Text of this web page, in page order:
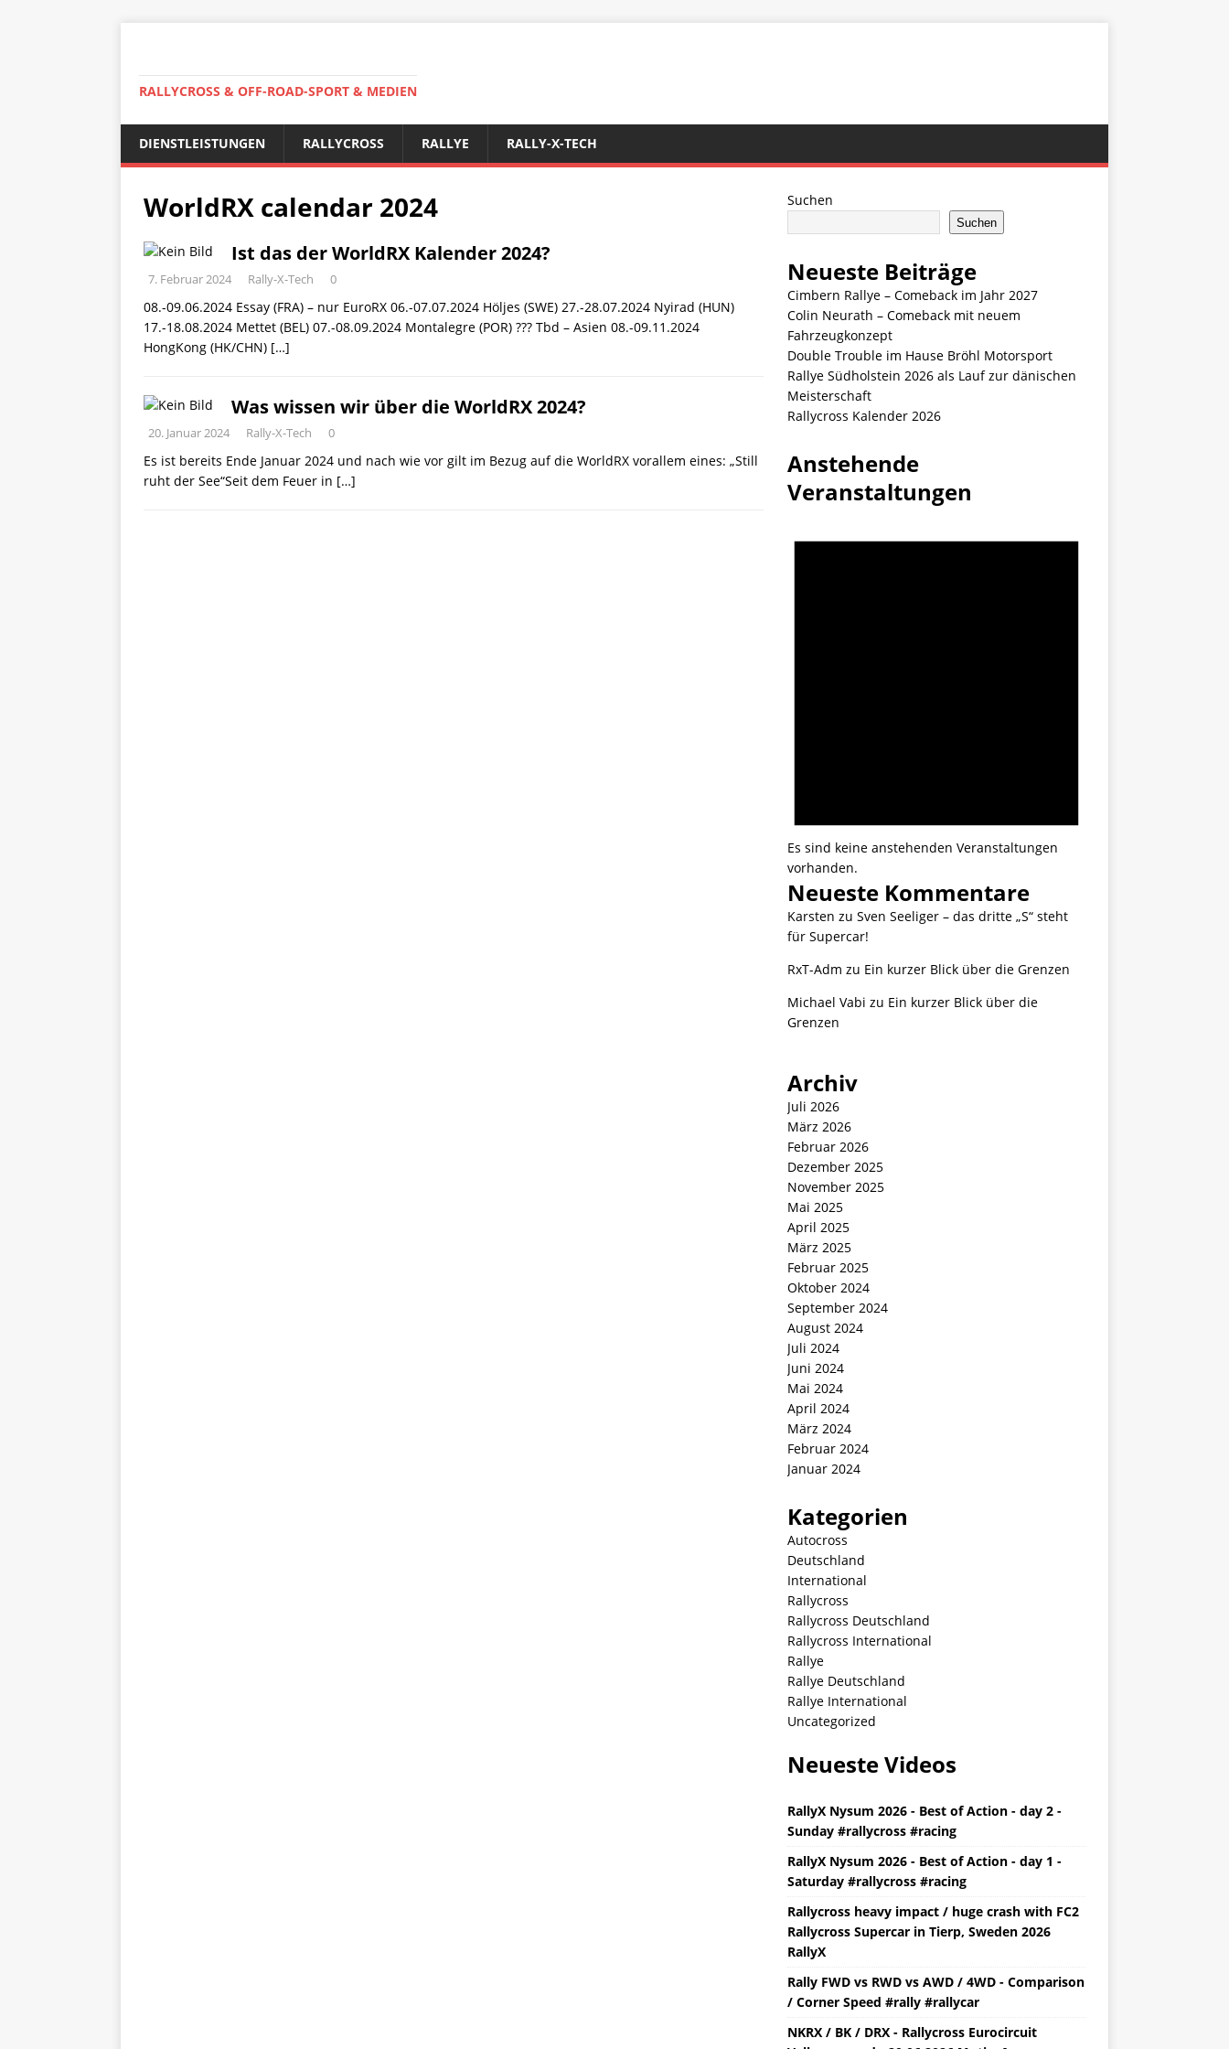
RALLYCROSS & OFF-ROAD-SPORT & MEDIEN
DIENSTLEISTUNGEN RALLYCROSS RALLYE RALLY-X-TECH
WorldRX calendar 2024
Ist das der WorldRX Kalender 2024?
7. Februar 2024 Rally-X-Tech 0
08.-09.06.2024 Essay (FRA) – nur EuroRX 06.-07.07.2024 Höljes (SWE) 27.-28.07.2024 Nyirad (HUN)
17.-18.08.2024 Mettet (BEL) 07.-08.09.2024 Montalegre (POR) ??? Tbd – Asien 08.-09.11.2024
HongKong (HK/CHN) […]
Was wissen wir über die WorldRX 2024?
20. Januar 2024 Rally-X-Tech 0
Es ist bereits Ende Januar 2024 und nach wie vor gilt im Bezug auf die WorldRX vorallem eines: „Still
ruht der See“Seit dem Feuer in […]
Suchen
Suchen
Neueste Beiträge
Cimbern Rallye – Comeback im Jahr 2027
Colin Neurath – Comeback mit neuem
Fahrzeugkonzept
Double Trouble im Hause Bröhl Motorsport
Rallye Südholstein 2026 als Lauf zur dänischen
Meisterschaft
Rallycross Kalender 2026
Anstehende
Veranstaltungen
Es sind keine anstehenden Veranstaltungen
vorhanden.
Neueste Kommentare
Karsten zu Sven Seeliger – das dritte „S“ steht
für Supercar!
RxT-Adm zu Ein kurzer Blick über die Grenzen
Michael Vabi zu Ein kurzer Blick über die
Grenzen
Archiv
Juli 2026
März 2026
Februar 2026
Dezember 2025
November 2025
Mai 2025
April 2025
März 2025
Februar 2025
Oktober 2024
September 2024
August 2024
Juli 2024
Juni 2024
Mai 2024
April 2024
März 2024
Februar 2024
Januar 2024
Kategorien
Autocross
Deutschland
International
Rallycross
Rallycross Deutschland
Rallycross International
Rallye
Rallye Deutschland
Rallye International
Uncategorized
Neueste Videos
RallyX Nysum 2026 - Best of Action - day 2 -
Sunday #rallycross #racing
RallyX Nysum 2026 - Best of Action - day 1 -
Saturday #rallycross #racing
Rallycross heavy impact / huge crash with FC2
Rallycross Supercar in Tierp, Sweden 2026
RallyX
Rally FWD vs RWD vs AWD / 4WD - Comparison
/ Corner Speed #rally #rallycar
NKRX / BK / DRX - Rallycross Eurocircuit